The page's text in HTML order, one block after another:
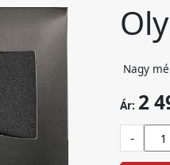
Nagy
Ár: 2
-